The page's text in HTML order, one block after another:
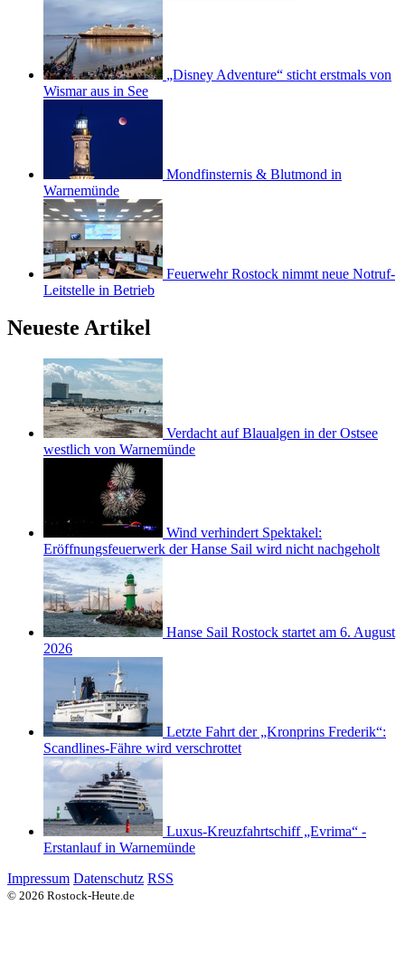
„Disney Adventure“ sticht erstmals von
Wismar aus in See
Mondfinsternis & Blutmond in
Warnemünde
Feuerwehr Rostock nimmt neue Notruf-
Leitstelle in Betrieb
Neueste Artikel
Verdacht auf Blaualgen in der Ostsee
westlich von Warnemünde
Wind verhindert Spektakel:
Eröffnungsfeuerwerk der Hanse Sail wird nicht nachgeholt
Hanse Sail Rostock startet am 6. August
2026
Letzte Fahrt der „Kronprins Frederik“:
Scandlines-Fähre wird verschrottet
Luxus-Kreuzfahrtschiff „Evrima“ -
Erstanlauf in Warnemünde
Impressum Datenschutz RSS
© 2026 Rostock-Heute.de